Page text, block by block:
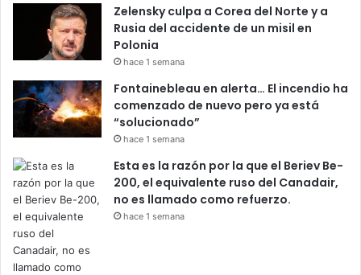
Zelensky culpa a Corea del Norte y a
Rusia del accidente de un misil en
Polonia
hace 1 semana
Fontainebleau en alerta… El incendio ha
comenzado de nuevo pero ya está
“solucionado”
hace 1 semana
Esta es la razón por la que el Beriev Be-
200, el equivalente ruso del Canadair,
no es llamado como refuerzo.
hace 1 semana